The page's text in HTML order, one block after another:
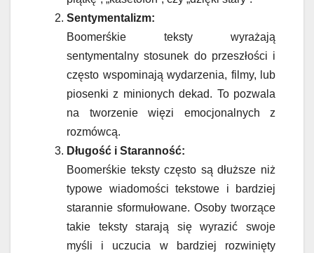
Sentymentalizm:
Boomerśkie teksty wyrażają
sentymentalny stosunek do przeszłości i
często wspominają wydarzenia, filmy, lub
piosenki z minionych dekad. To pozwala
na tworzenie więzi emocjonalnych z
rozmówcą.
Długość i Staranność:
Boomerśkie teksty często są dłuższe niż
typowe wiadomości tekstowe i bardziej
starannie sformułowane. Osoby tworzące
takie teksty starają się wyrazić swoje
myśli i uczucia w bardziej rozwinięty